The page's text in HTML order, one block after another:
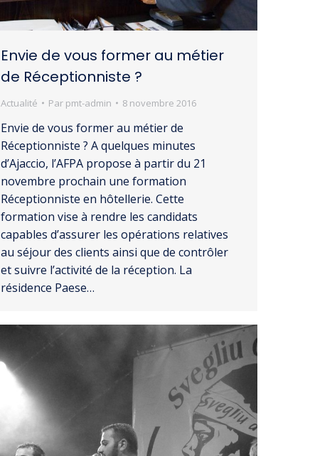
Envie de vous former au métier
de Réceptionniste ?
Actualité Par pmt-admin 8 novembre 2016
Envie de vous former au métier de
Réceptionniste ? A quelques minutes
d’Ajaccio, l’AFPA propose à partir du 21
novembre prochain une formation
Réceptionniste en hôtellerie. Cette
formation vise à rendre les candidats
capables d’assurer les opérations relatives
au séjour des clients ainsi que de contrôler
et suivre l’activité de la réception. La
résidence Paese…